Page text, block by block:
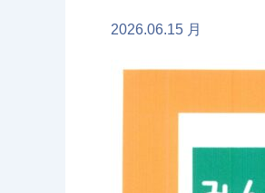
2026.06.15 月